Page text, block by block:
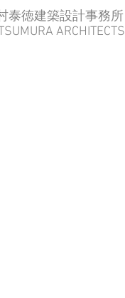
泰徳建築設計事務所
ARCHITECTS